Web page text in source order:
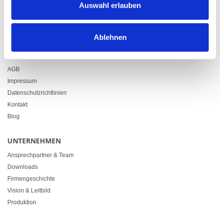
Auswahl erlauben
Ablehnen
info@heimgartner.com
Downloads
AGB
Impressum
Datenschutzrichtlinien
Kontakt
Blog
UNTERNEHMEN
Ansprechpartner & Team
Downloads
Firmengeschichte
Vision & Leitbild
Produktion